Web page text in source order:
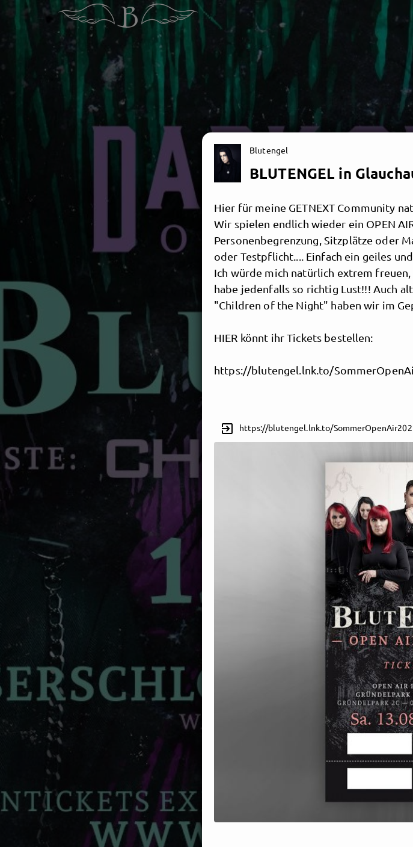
Blutengel
BLUTENGEL in
Hier für meine GETNEXT Community
Wir spielen endlich wieder ein OPEN
Personenbegrenzung, Sitzplätze oder
oder Testpflicht.... Einfach ein geiles
Ich würde mich natürlich extrem
habe jedenfalls so richtig Lust!!! Auch
"Children of the Night" haben wir im
HIER könnt ihr Tickets bestellen:
https://blutengel.lnk.to/
exit_to_app https://blutengel.lnk.to/